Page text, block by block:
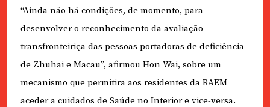
“Ainda não há condições, de momento, para
desenvolver o reconhecimento da avaliação
transfronteiriça das pessoas portadoras de deficiência
de Zhuhai e Macau”, afirmou Hon Wai, sobre um
mecanismo que permitira aos residentes da RAEM
aceder a cuidados de Saúde no Interior e vice-versa.